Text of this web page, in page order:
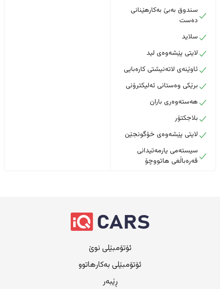
سندوق بەبێ بەکارهێنانی
دەست
سلاید
لایتی پێشەوەی لید
ئاوێنەی لاتەنیشتی کارەبایی
برێکی وەستانی ئەلیکترۆنی
هەستەوەری باران
بلاجکتۆر
لایتی پێشەوەی خۆگونجێن
سیستەمی یارمەتیدانی
قەرەباڵغی هاتووچۆ
ئۆتۆمبێلی نوێ
ئۆتۆمبێلی بەکارهاتوو
ڕێبەر